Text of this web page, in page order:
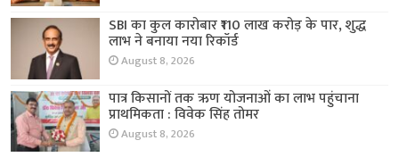
SBI का कुल कारोबार ₹110 लाख करोड़ के पार, शुद्ध
लाभ ने बनाया नया रिकॉर्ड
August 8, 2026
पात्र किसानों तक ऋण योजनाओं का लाभ पहुंचाना
प्राथमिकता : विवेक सिंह तोमर
August 8, 2026